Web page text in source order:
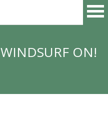
ON!